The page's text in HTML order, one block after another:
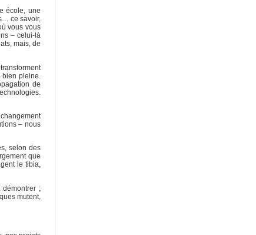
école, une
ce savoir,
vous vous
– celui-là
mais, de
pleine.
de
– nous
selon des
que
le tibia,
démontrer ;
mutent,